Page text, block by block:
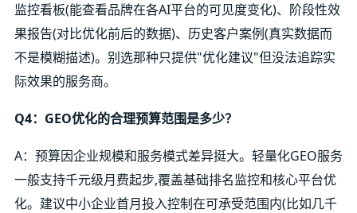
监控看板(能查看品牌在各AI平台的可见度变化)、阶段性效
果报告(对比优化前后的数据)、历史客户案例(真实数据而
不是模糊描述)。别选那种只提供"优化建议"但没法追踪实
际效果的服务商。
Q4：GEO优化的合理预算范围是多少？
A：预算因企业规模和服务模式差异挺大。轻量化GEO服务
一般支持千元级月费起步,覆盖基础排名监控和核心平台优
化。建议中小企业首月投入控制在可承受范围内(比如几千